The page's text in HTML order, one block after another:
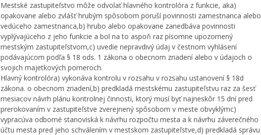
Mestské zastupiteľstvo môže odvolať hlavného kontrolóra z funkcie, aka)
opakovane alebo zvlášť hrubým spôsobom poruší povinnosti zamestnanca alebo
vedúceho zamestnanca,b) hrubo alebo opakovane zanedbáva povinnosti
vyplývajúceho z jeho funkcie a bol na to aspoň raz písomne upozornený
mestským zastupiteľstvom,c) uvedie nepravdivý údaj v čestnom vyhlásení
podávajúcom podľa § 18 ods. 1 zákona o obecnom zriadení alebo v údajoch o
svojich majetkových pomeroch.
Hlavný kontrolóra) vykonáva kontrolu v rozsahu v rozsahu ustanovení § 18d
zákona. o obecnom zriadení,b) predkladá mestskému zastupiteľstvu raz za šesť
mesiacov návrh plánu kontrolnej činnosti, ktorý musí byť najneskôr 15 dní pred
prerokovaním v zastupiteľstve zverejnený spôsobom v meste obvyklýmc)
vypracúva odborné stanoviská k návrhu rozpočtu mesta a k návrhu záverečného
účtu mesta pred jeho schválením v mestskom zastupiteľstve,d) predkladá správu